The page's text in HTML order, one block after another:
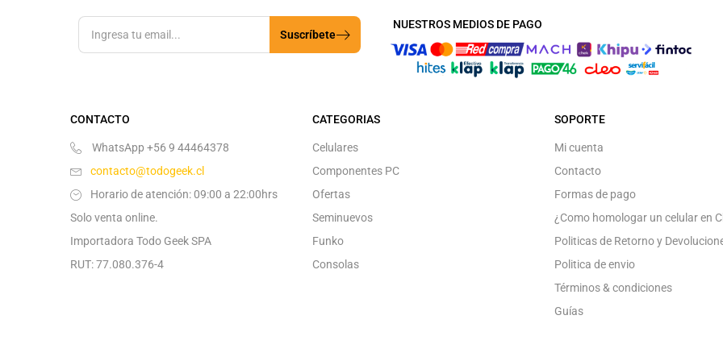
Suscríbete
NUESTROS MEDIOS DE PAGO
CONTACTO
WhatsApp +56 9 44464378
contacto@todogeek.cl
Horario de atención: 09:00 a 22:00hrs
Solo venta online.
Importadora Todo Geek SPA
RUT: 77.080.376-4
CATEGORIAS
Celulares
Componentes PC
Ofertas
Seminuevos
Funko
Consolas
SOPORTE
Mi cuenta
Contacto
Formas de pago
¿Como homologar un celular en
Politicas de Retorno y
Politica de envio
Términos & condiciones
Guías